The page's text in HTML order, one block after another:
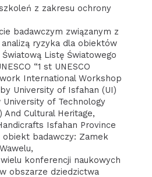
z zakresu ochrony
badawczym związanym z
ryzyka dla obiektów
Listę Światowego
“1 st UNESCO
International Workshop
by University of Isfahan (UI)
University of Technology
And Cultural Heritage,
Isfahan Province
obiekt badawczy: Zamek
konferencji naukowych
obszarze dziedzictwa